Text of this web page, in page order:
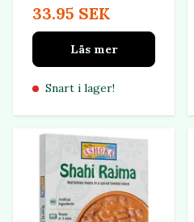
33.95 SEK
Läs mer
Snart i lager!